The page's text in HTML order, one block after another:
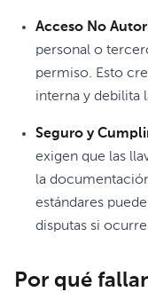
Acceso No
personal o
permiso. Esto
interna y debilita
Seguro y
exigen que las
la
estándares
disputas si
Por qué